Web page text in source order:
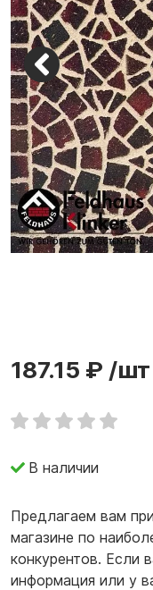
187.15 ₽ /шт
В наличии
Предлагаем вам
магазине по
конкурентов. Если
информация или у